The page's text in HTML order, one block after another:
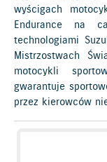
wyścigach
Endurance na
technologiami
Mistrzostwach
motocykli
gwarantuje
przez kierowców